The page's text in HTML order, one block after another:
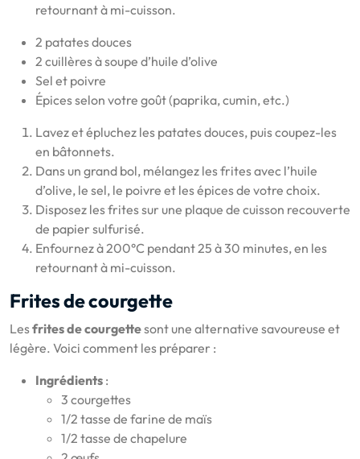
retournant à mi-cuisson.
2 patates douces
2 cuillères à soupe d’huile d’olive
Sel et poivre
Épices selon votre goût (paprika, cumin, etc.)
Lavez et épluchez les patates douces, puis coupez-les
en bâtonnets.
Dans un grand bol, mélangez les frites avec l’huile
d’olive, le sel, le poivre et les épices de votre choix.
Disposez les frites sur une plaque de cuisson recouverte
de papier sulfurisé.
Enfournez à 200°C pendant 25 à 30 minutes, en les
retournant à mi-cuisson.
Frites de courgette
Lesfrites de courgettesont une alternative savoureuse et
légère. Voici comment les préparer :
Ingrédients :
3 courgettes
1/2 tasse de farine de maïs
1/2 tasse de chapelure